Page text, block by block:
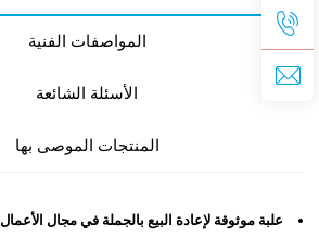
المواصفات الفنية
الأسئلة الشائعة
المنتجات الموصى بها
علبة موثوقة لإعادة البيع بالجملة في مجال الأعمال